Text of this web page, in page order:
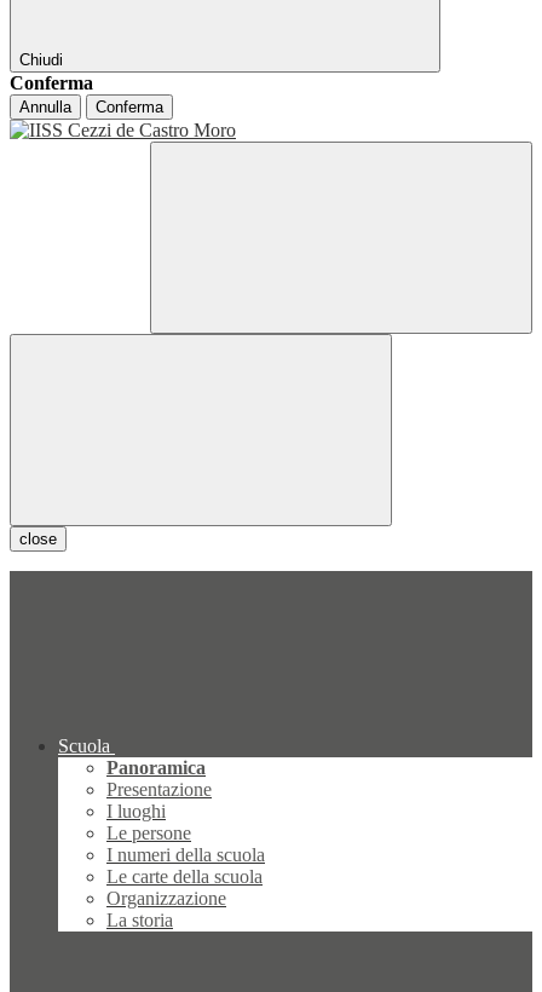
Chiudi
Conferma
Annulla Conferma
close
Scuola
Panoramica
Presentazione
I luoghi
Le persone
I numeri della scuola
Le carte della scuola
Organizzazione
La storia